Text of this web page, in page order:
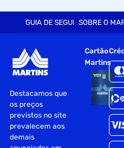
GUIA DE SEGURANÇA
SOBRE O
Destacamos que
os preços
previstos no site
prevalecem aos
demais
Cartão
Martins